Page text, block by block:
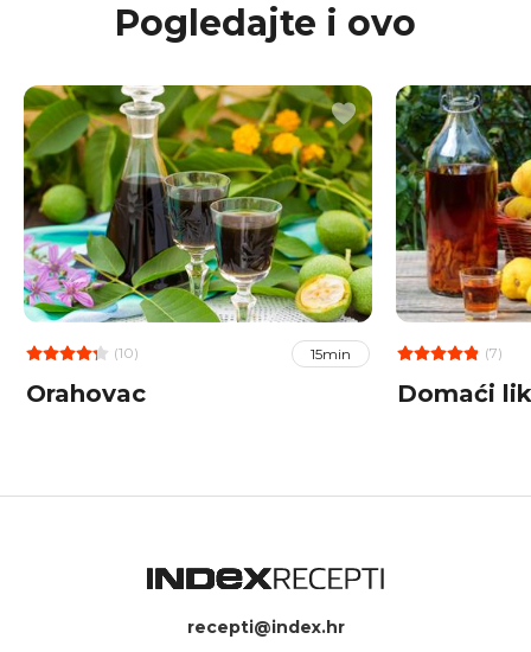
Pogledajte i ovo
(10) 15min
Orahovac
(7)
Domaći
recepti@index.hr